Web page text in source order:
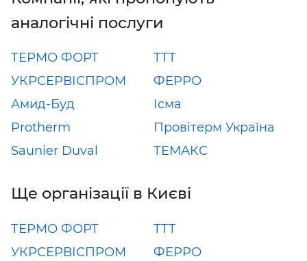
аналогічні послуги
ТЕРМО ФОРТ
ТТТ
УКРСЕРВІСПРОМ
ФЕРРО
Амид-Буд
Ісма
Protherm
Провітерм Україна
Saunier Duval
ТЕМАКС
Ще організації в Києві
ТЕРМО ФОРТ
ТТТ
УКРСЕРВІСПРОМ
ФЕРРО